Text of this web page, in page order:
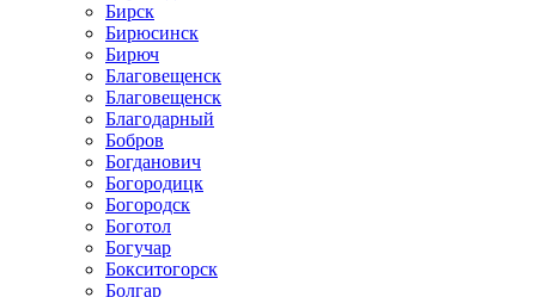
Бирск
Бирюсинск
Бирюч
Благовещенск
Благовещенск
Благодарный
Бобров
Богданович
Богородицк
Богородск
Боготол
Богучар
Бокситогорск
Болгар